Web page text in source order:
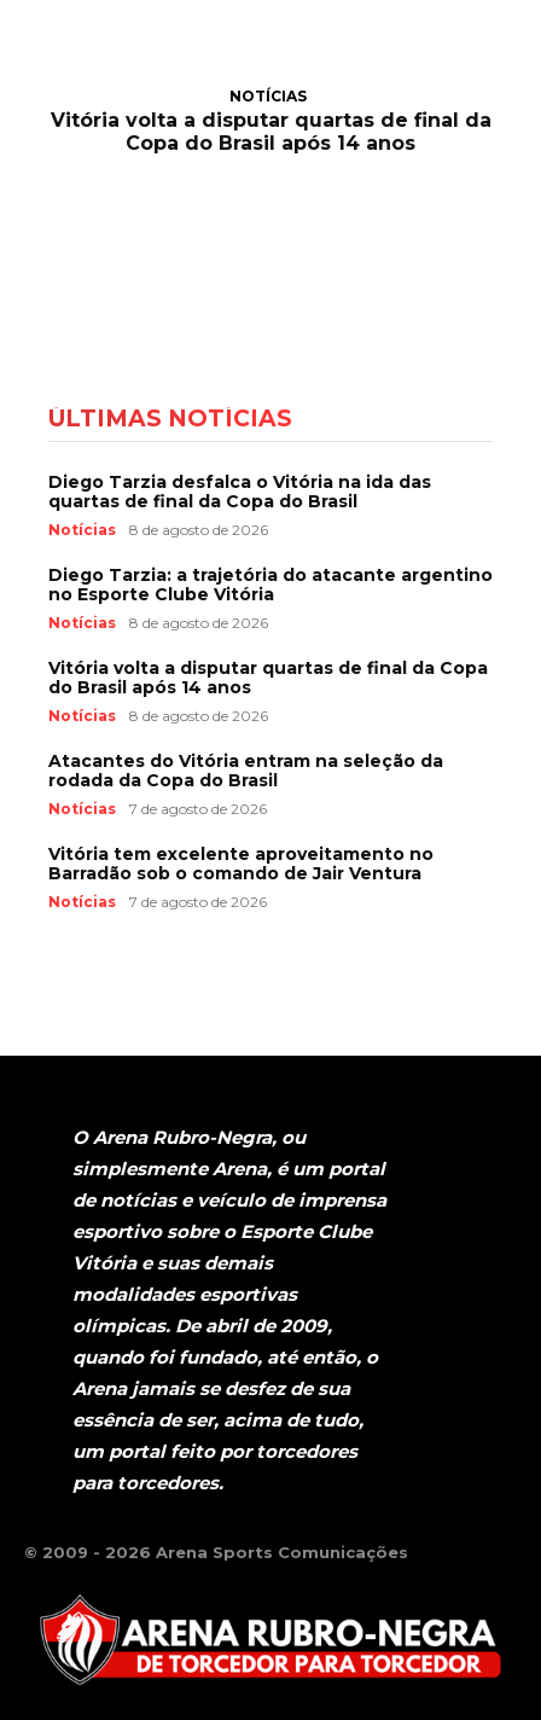
NOTÍCIAS
Vitória volta a disputar quartas de final da
Copa do Brasil após 14 anos
ÚLTIMAS NOTÍCIAS
Diego Tarzia desfalca o Vitória na ida das
quartas de final da Copa do Brasil
Notícias 8 de agosto de 2026
Diego Tarzia: a trajetória do atacante argentino
no Esporte Clube Vitória
Notícias 8 de agosto de 2026
Vitória volta a disputar quartas de final da Copa
do Brasil após 14 anos
Notícias 8 de agosto de 2026
Atacantes do Vitória entram na seleção da
rodada da Copa do Brasil
Notícias 7 de agosto de 2026
Vitória tem excelente aproveitamento no
Barradão sob o comando de Jair Ventura
Notícias 7 de agosto de 2026
O Arena Rubro-Negra, ou
simplesmente Arena, é um portal
de notícias e veículo de imprensa
esportivo sobre o Esporte Clube
Vitória e suas demais
modalidades esportivas
olímpicas. De abril de 2009,
quando foi fundado, até então, o
Arena jamais se desfez de sua
essência de ser, acima de tudo,
um portal feito por torcedores
para torcedores.
© 2009 - 2026 Arena Sports Comunicações